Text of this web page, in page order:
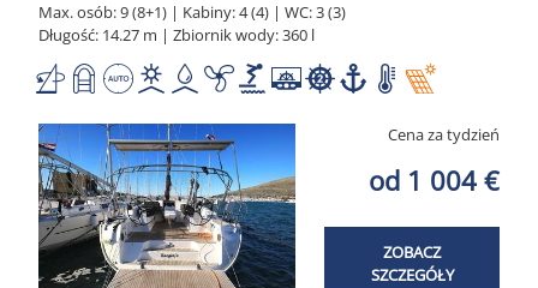
Max. osób: 9 (8+1) | Kabiny: 4 (4) | WC: 3 (3)
Długość: 14.27 m | Zbiornik wody: 360 l
Cena za tydzień
od 1 004 €
ZOBACZ
SZCZEGÓŁY